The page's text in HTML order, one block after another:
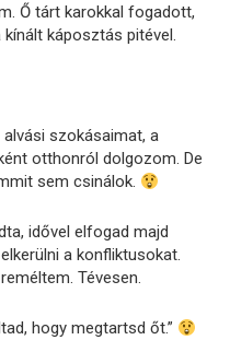
Ő tárt karokkal fogadott,
káposztás pitével.
szokásaimat, a
otthonról dolgozom. De
sem csinálok.
idővel elfogad majd
a konfliktusokat.
Tévesen.
hogy megtartsd őt.”